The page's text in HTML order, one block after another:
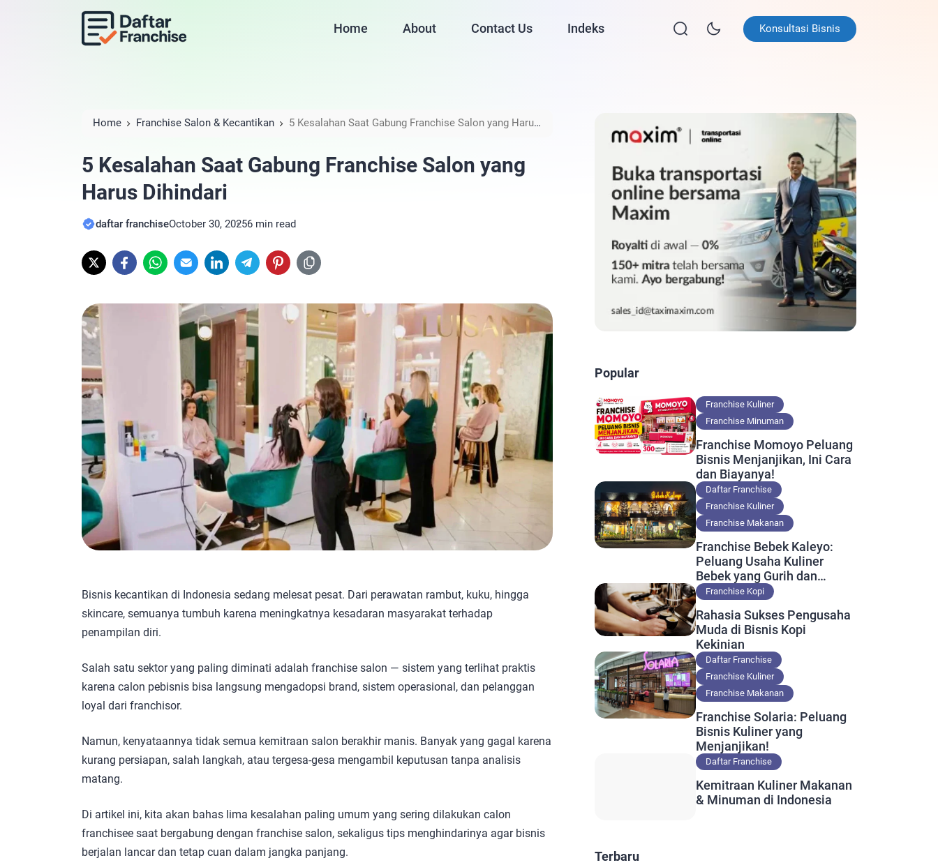
Home About Contact Us Indeks Konsultasi Bisnis
Home Franchise Salon & Kecantikan
5 Kesalahan Saat Gabung Franchise Salon yang Harus
5 Kesalahan Saat Gabung Franchise Salon yang
Harus Dihindari
daftar franchiseOctober 30, 20256 min read
Bisnis kecantikan di Indonesia sedang melesat pesat. Dari perawatan rambut, kuku, hingga
skincare, semuanya tumbuh karena meningkatnya kesadaran masyarakat terhadap
penampilan diri.
Salah satu sektor yang paling diminati adalah franchise salon — sistem yang terlihat praktis
karena calon pebisnis bisa langsung mengadopsi brand, sistem operasional, dan pelanggan
loyal dari franchisor.
Namun, kenyataannya tidak semua kemitraan salon berakhir manis. Banyak yang gagal karena
kurang persiapan, salah langkah, atau tergesa-gesa mengambil keputusan tanpa analisis
matang.
Di artikel ini, kita akan bahas lima kesalahan paling umum yang sering dilakukan calon
franchisee saat bergabung dengan franchise salon, sekaligus tips menghindarinya agar bisnis
berjalan lancar dan tetap cuan dalam jangka panjang.
Popular
Franchise Kuliner
Franchise Minuman
Franchise Momoyo Peluang
Bisnis Menjanjikan, Ini Cara
dan Biayanya!
Daftar Franchise
Franchise Kuliner
Franchise Makanan
Franchise Bebek Kaleyo:
Peluang Usaha Kuliner
Bebek yang Gurih dan
Nikmat
Franchise Kopi
Rahasia Sukses Pengusaha
Muda di Bisnis Kopi
Kekinian
Daftar Franchise
Franchise Kuliner
Franchise Makanan
Franchise Solaria: Peluang
Bisnis Kuliner yang
Menjanjikan!
Daftar Franchise
Kemitraan Kuliner Makanan
& Minuman di Indonesia
Terbaru